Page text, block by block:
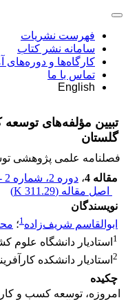
فهرست نشریات
سامانه نشر کتاب
کارگاه‌ها و
تماس با ما
English
تبیین مؤلفه‌های
گلستان
فصلنامه علمی پژوهشی
مقاله 4
، دوره 2، شماره 2 - شماره پیاپی 4
اصل مقاله (311.29 K
)
نویسندگان
ابوالقاسم شریف‌زاده1؛
1 استادیار دانشگاه علوم
2 استادیار دانشکده
چکیده
امروزه، توسعه کسب ‌و